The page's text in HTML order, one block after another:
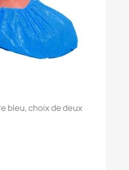
bleu, choix de deux